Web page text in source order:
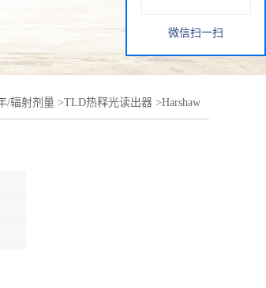
/辐射剂量 >TLD热释光读出器 >Harshaw
微信扫一扫